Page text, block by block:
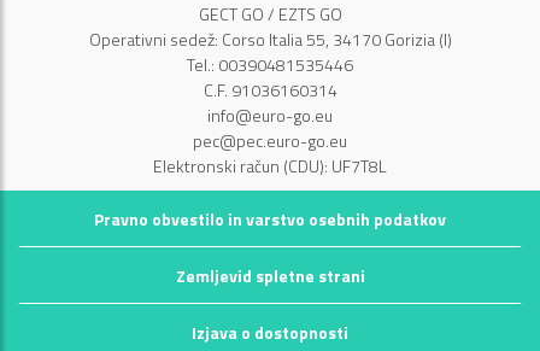
GECT GO / EZTS GO
Operativni sedež: Corso Italia 55, 34170 Gorizia (I)
Tel.: 00390481535446
C.F. 91036160314
info@euro-go.eu
pec@pec.euro-go.eu
Elektronski račun (CDU): UF7T8L
Pravno obvestilo in varstvo osebnih podatkov
Zemljevid spletne strani
Izjava o dostopnosti